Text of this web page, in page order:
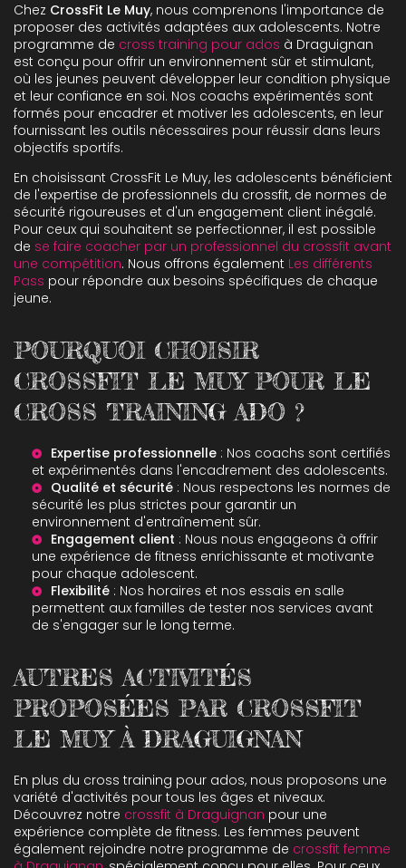
Chez CrossFit Le Muy, nous comprenons l'importance de
proposer des activités adaptées aux adolescents. Notre
programme de cross training pour ados à Draguignan
est conçu pour offrir un environnement sûr et stimulant,
où les jeunes peuvent développer leur condition physique
et leur confiance en soi. Nos coachs expérimentés sont
formés pour encadrer et motiver les adolescents, en leur
fournissant les outils nécessaires pour réussir dans leurs
objectifs sportifs.
En choisissant CrossFit Le Muy, les adolescents bénéficient
de l'expertise de professionnels du crossfit, de normes de
sécurité rigoureuses et d'un engagement client inégalé.
Pour ceux qui souhaitent se perfectionner, il est possible
de se faire coacher par un professionnel du crossfit avant
une compétition. Nous offrons également Les différents
Pass pour répondre aux besoins spécifiques de chaque
jeune.
POURQUOI CHOISIR
CROSSFIT LE MUY POUR LE
CROSS TRAINING ADO ?
Expertise professionnelle : Nos coachs sont certifiés
et expérimentés dans l'encadrement des adolescents.
Qualité et sécurité : Nous respectons les normes de
sécurité les plus strictes pour garantir un
environnement d'entraînement sûr.
Engagement client : Nous nous engageons à offrir
une expérience de fitness enrichissante et motivante
pour chaque adolescent.
Flexibilité : Nos horaires et nos essais en salle
permettent aux familles de tester nos services avant
de s'engager sur le long terme.
AUTRES ACTIVITÉS
PROPOSÉES PAR CROSSFIT
LE MUY À DRAGUIGNAN
En plus du cross training pour ados, nous proposons une
variété d'activités pour tous les âges et niveaux.
Découvrez notre crossfit à Draguignan pour une
expérience complète de fitness. Les femmes peuvent
également rejoindre notre programme de crossfit femme